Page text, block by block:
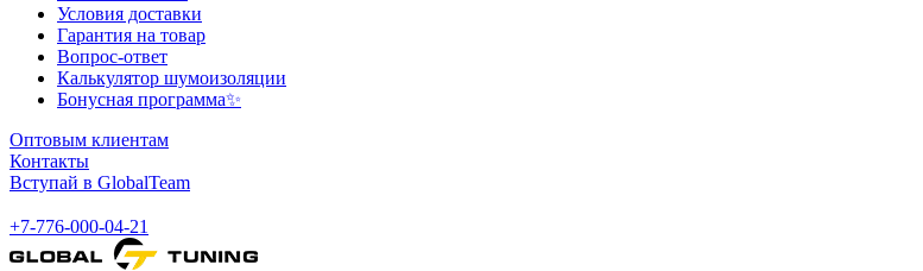
Условия доставки
Гарантия на товар
Вопрос-ответ
Калькулятор шумоизоляции
Бонусная программа✨
Оптовым клиентам
Контакты
Вступай в GlobalTeam
+7-776-000-04-21